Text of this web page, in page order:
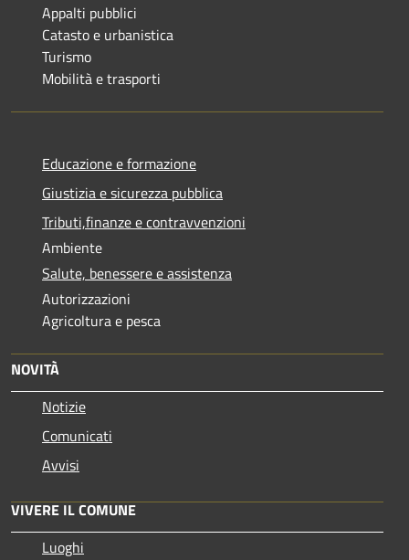
Appalti pubblici
Catasto e urbanistica
Turismo
Mobilità e trasporti
Educazione e formazione
Giustizia e sicurezza pubblica
Tributi,finanze e contravvenzioni
Ambiente
Salute, benessere e assistenza
Autorizzazioni
Agricoltura e pesca
NOVITÀ
Notizie
Comunicati
Avvisi
VIVERE IL COMUNE
Luoghi